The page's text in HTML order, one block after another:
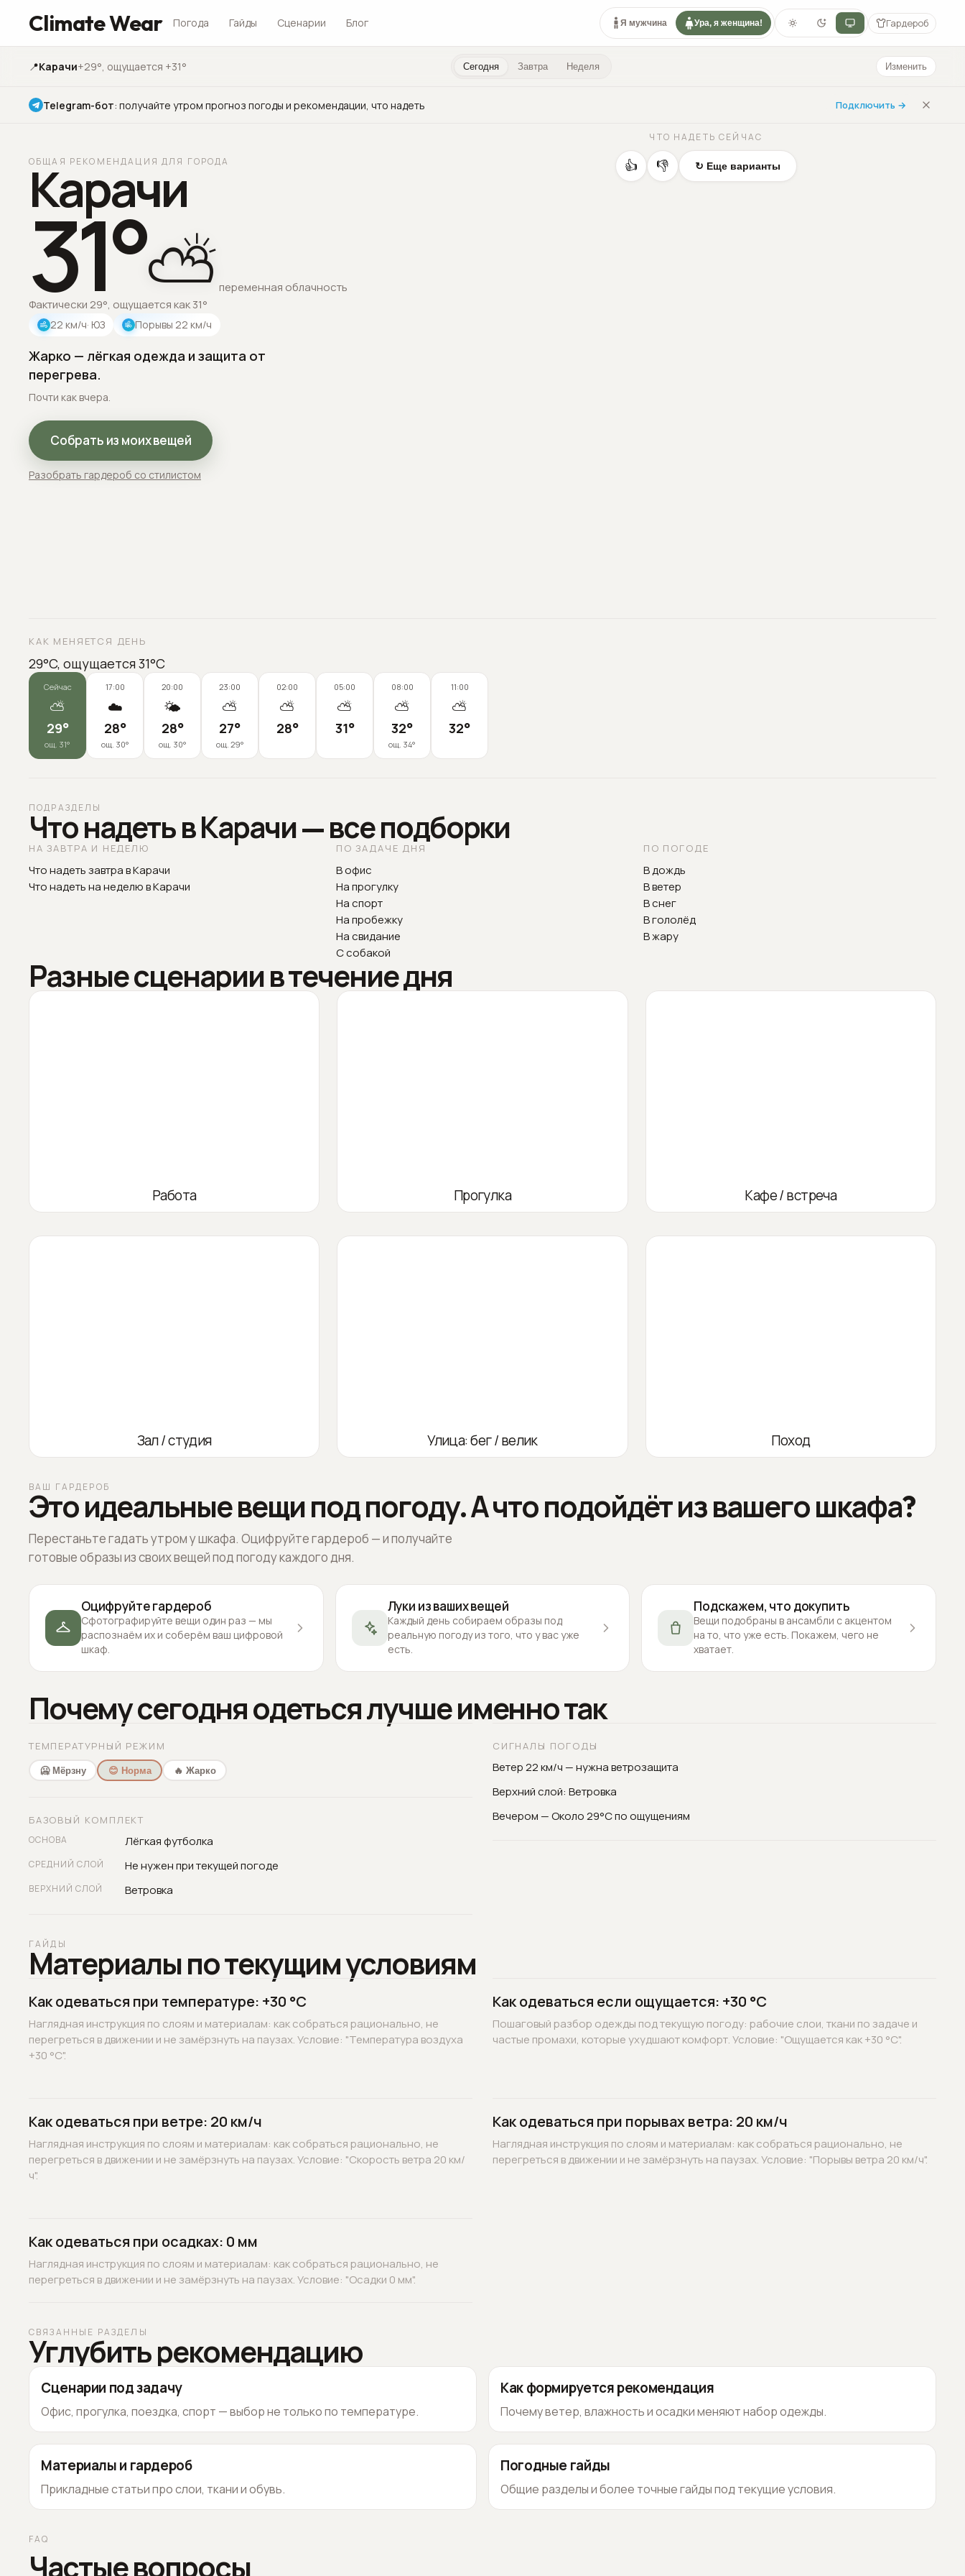
Climate Wear Погода Гайды Сценарии Блог Я мужчина Ура, я женщина! Гардероб
📍Карачи+29°, ощущается +31° Сегодня Завтра Неделя Изменить
Telegram-бот: получайте утром прогноз погоды и рекомендации, что надеть Подключить →
ОБЩАЯ РЕКОМЕНДАЦИЯ ДЛЯ ГОРОДА
Карачи
31°⛅переменная облачность
Фактически 29°, ощущается как 31°
22 км/ч· ЮЗ Порывы 22 км/ч
Жарко — лёгкая одежда и защита от
перегрева.
Почти как вчера.
Собрать из моих вещей
Разобрать гардероб со стилистом
ЧТО НАДЕТЬ СЕЙЧАС
👍 👎 ↻ Еще варианты
КАК МЕНЯЕТСЯ ДЕНЬ
29°C, ощущается 31°C
Сейчас
⛅
29°
ощ. 31°
17:00
☁️
28°
ощ. 30°
20:00
🌤️
28°
ощ. 30°
23:00
⛅
27°
ощ. 29°
02:00
⛅
28°
05:00
⛅
31°
08:00
⛅
32°
ощ. 34°
11:00
⛅
32°
ПОДРАЗДЕЛЫ
Что надеть в Карачи — все подборки
НА ЗАВТРА И НЕДЕЛЮ
Что надеть завтра в Карачи
Что надеть на неделю в Карачи
ПО ЗАДАЧЕ ДНЯ
В офис
На прогулку
На спорт
На пробежку
На свидание
С собакой
ПО ПОГОДЕ
В дождь
В ветер
В снег
В гололёд
В жару
Разные сценарии в течение дня
Работа Прогулка Кафе / встреча
Зал / студия Улица: бег / велик Поход
ВАШ ГАРДЕРОБ
Это идеальные вещи под погоду. А что подойдёт из вашего шкафа?
Перестаньте гадать утром у шкафа. Оцифруйте гардероб — и получайте
готовые образы из своих вещей под погоду каждого дня.
Оцифруйте гардероб
Сфотографируйте вещи один раз — мы
распознаём их и соберём ваш цифровой
шкаф.
Луки из ваших вещей
Каждый день собираем образы под
реальную погоду из того, что у вас уже
есть.
Подскажем, что докупить
Вещи подобраны в ансамбли с акцентом
на то, что уже есть. Покажем, чего не
хватает.
Почему сегодня одеться лучше именно так
ТЕМПЕРАТУРНЫЙ РЕЖИМ
🥶 Мёрзну 😊 Норма 🔥 Жарко
БАЗОВЫЙ КОМПЛЕКТ
ОСНОВА Лёгкая футболка
СРЕДНИЙ СЛОЙ Не нужен при текущей погоде
ВЕРХНИЙ СЛОЙ Ветровка
СИГНАЛЫ ПОГОДЫ
Ветер 22 км/ч — нужна ветрозащита
Верхний слой: Ветровка
Вечером — Около 29°C по ощущениям
ГАЙДЫ
Материалы по текущим условиям
Как одеваться при температуре: +30 °C
Наглядная инструкция по слоям и материалам: как собраться рационально, не
перегреться в движении и не замёрзнуть на паузах. Условие: "Температура воздуха
+30 °C".
Как одеваться если ощущается: +30 °C
Пошаговый разбор одежды под текущую погоду: рабочие слои, ткани по задаче и
частые промахи, которые ухудшают комфорт. Условие: "Ощущается как +30 °C".
Как одеваться при ветре: 20 км/ч
Наглядная инструкция по слоям и материалам: как собраться рационально, не
перегреться в движении и не замёрзнуть на паузах. Условие: "Скорость ветра 20 км/
ч".
Как одеваться при порывах ветра: 20 км/ч
Наглядная инструкция по слоям и материалам: как собраться рационально, не
перегреться в движении и не замёрзнуть на паузах. Условие: "Порывы ветра 20 км/ч".
Как одеваться при осадках: 0 мм
Наглядная инструкция по слоям и материалам: как собраться рационально, не
перегреться в движении и не замёрзнуть на паузах. Условие: "Осадки 0 мм".
СВЯЗАННЫЕ РАЗДЕЛЫ
Углубить рекомендацию
Сценарии под задачу
Офис, прогулка, поездка, спорт — выбор не только по температуре.
Как формируется рекомендация
Почему ветер, влажность и осадки меняют набор одежды.
Материалы и гардероб
Прикладные статьи про слои, ткани и обувь.
Погодные гайды
Общие разделы и более точные гайды под текущие условия.
FAQ
Частые вопросы